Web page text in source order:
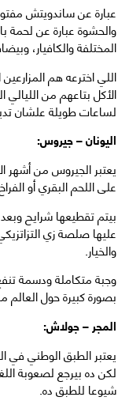
عبارة عن ساندويتش
والحشوة عبارة عن لحمة
المختلفة والكافيار،
اللي اخترعه هم
الأكل بتاعهم من
لساعات طويلة علشان
اليونان – جيروس:
يعتبر الجيروس من أشهر
على اللحم البقري أو
بيتم تقطيعها شرايح
عليها صلصة زي
والخيار.
وجبة متكاملة ودسمة
بصورة كبيرة حول العالم
المجر – جولاش:
يعتبر الطبق الوطني في
لكن ده بيرجع لصعوبة
شيوعا للطبق ده.